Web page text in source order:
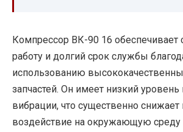
Компрессор ВК-90 16 обеспечивает
работу и долгий срок службы
использованию
запчастей. Он имеет низкий
вибрации, что существенно снижает
воздействие на окружающую